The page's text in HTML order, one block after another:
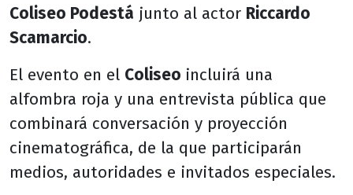
Coliseo Podestá junto al actor Riccardo
Scamarcio.
El evento en el Coliseo incluirá una
alfombra roja y una entrevista pública que
combinará conversación y proyección
cinematográfica, de la que participarán
medios, autoridades e invitados especiales.